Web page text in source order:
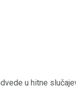
u hitne